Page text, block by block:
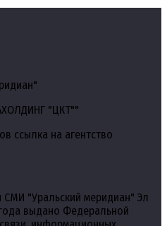
"ЦКТ""
ссылка на агентство
СМИ "Уральский меридиан" Эл
выдано Федеральной